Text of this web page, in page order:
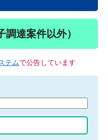
達案件以外）
テムで公告しています